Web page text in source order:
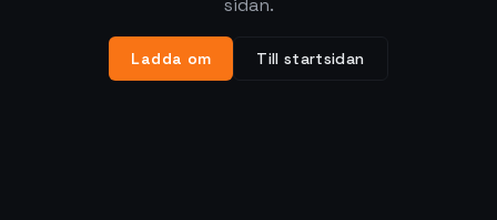
sidan.
Ladda om Till startsidan